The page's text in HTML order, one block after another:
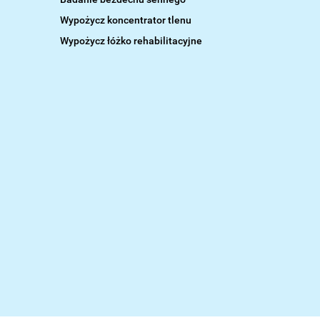
Wypożycz koncentrator tlenu
Wypożycz łóżko rehabilitacyjne